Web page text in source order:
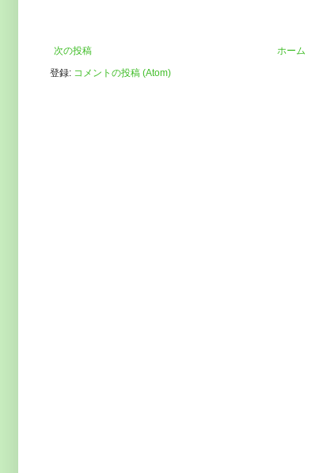
次の投稿
ホーム
登録: コメントの投稿 (Atom)